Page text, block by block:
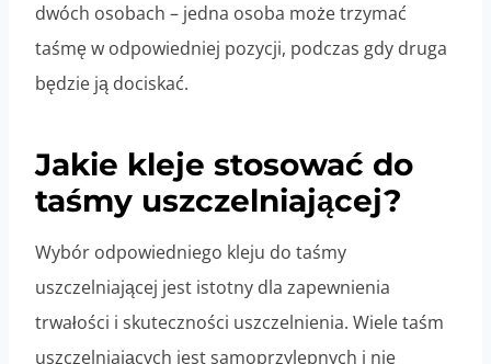
dwóch osobach – jedna osoba może trzymać
taśmę w odpowiedniej pozycji, podczas gdy druga
będzie ją dociskać.
Jakie kleje stosować do
taśmy uszczelniającej?
Wybór odpowiedniego kleju do taśmy
uszczelniającej jest istotny dla zapewnienia
trwałości i skuteczności uszczelnienia. Wiele taśm
uszczelniających jest samoprzylepnych i nie